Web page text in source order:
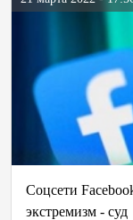
Соцсети
экстремизм - суд